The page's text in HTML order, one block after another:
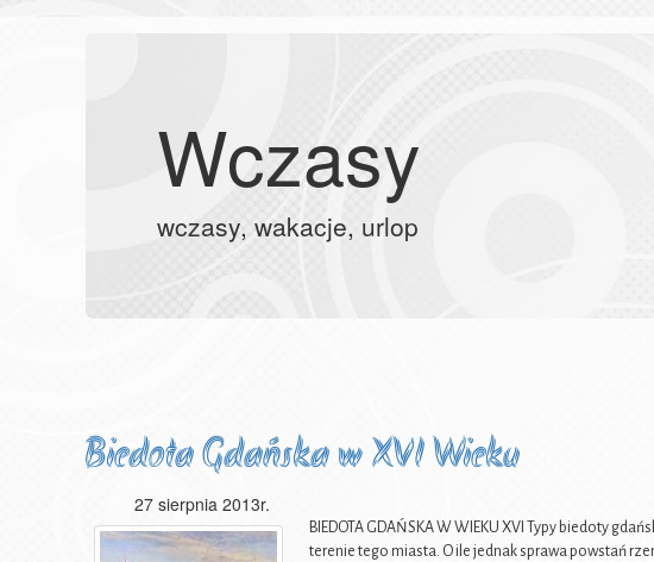
Wczasy
wczasy, wakacje, urlop
Biedota Gdańska w XVI Wieku
27 sierpnia 2013r.
BIEDOTA GDAŃSKA W WIEKU XVI Typy biedoty
terenie tego miasta. O ile jednak sprawa powstań